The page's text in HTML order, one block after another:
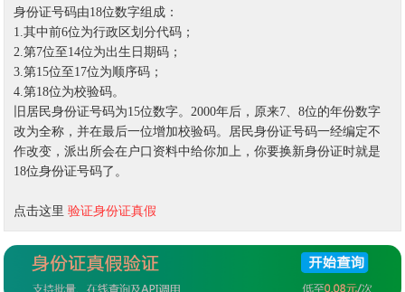
身份证号码由18位数字组成：
1.其中前6位为行政区划分代码；
2.第7位至14位为出生日期码；
3.第15位至17位为顺序码；
4.第18位为校验码。
旧居民身份证号码为15位数字。2000年后，原来7、8位的年份数字
改为全称，并在最后一位增加校验码。居民身份证号码一经编定不
作改变，派出所会在户口资料中给你加上，你要换新身份证时就是
18位身份证号码了。
点击这里验证身份证真假